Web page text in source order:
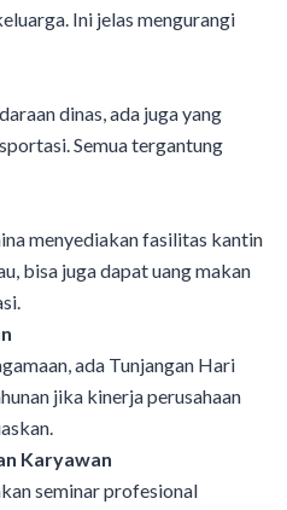
Ini jelas mengurangi
dinas, ada juga yang
Semua tergantung
menyediakan fasilitas kantin
bisa juga dapat uang makan
ada Tunjangan Hari
jika kinerja perusahaan
Karyawan
seminar profesional